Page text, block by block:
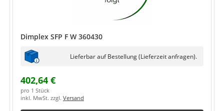
Dimplex SFP F W 360430
Lieferbar auf Bestellung (Lieferzeit anfragen).
402,64 €
pro 1 Stück
inkl. MwSt. zzgl. Versand